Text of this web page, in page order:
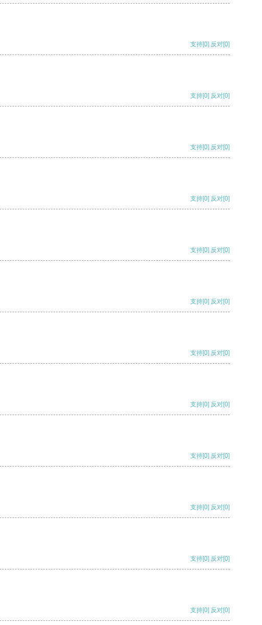
支持[0] 反对[0]
支持[0] 反对[0]
支持[0] 反对[0]
支持[0] 反对[0]
支持[0] 反对[0]
支持[0] 反对[0]
支持[0] 反对[0]
支持[0] 反对[0]
支持[0] 反对[0]
支持[0] 反对[0]
支持[0] 反对[0]
支持[0] 反对[0]